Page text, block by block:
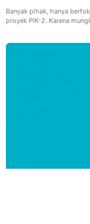
Banyak pihak, hanya
proyek PIK-2. Karena